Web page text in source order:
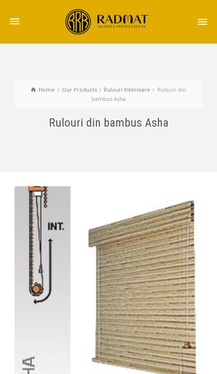
Home Our Products Rulouri Interioare
Rulouri din
bambus Asha
Rulouri din bambus Asha